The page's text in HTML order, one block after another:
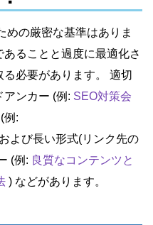
めの厳密な基準はありま
ることと過度に最適化さ
必要があります。 適切
ンカー (例: SEO対策会
例:
よび長い形式(リンク先の
(例: 良質なコンテンツと
) などがあります。